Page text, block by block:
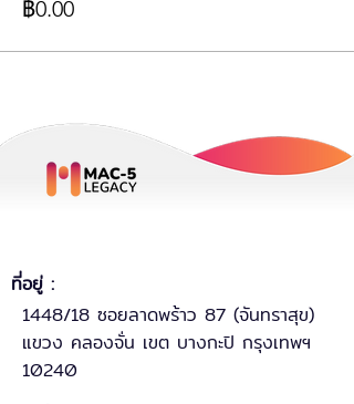
฿0.00
ที่อยู่ :
1448/18 ซอยลาดพร้าว 87 (จันทราสุข)
แขวง คลองจั่น เขต บางกะปิ กรุงเทพฯ
10240